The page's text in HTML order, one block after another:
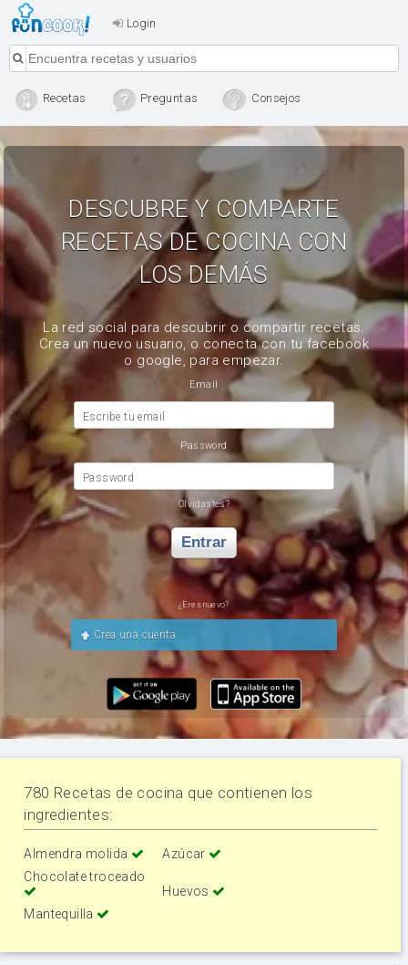
Login
Recetas Preguntas Consejos
DESCUBRE Y COMPARTE
RECETAS DE COCINA CON
LOS DEMÁS
La red social para descubrir o compartir recetas.
Crea un nuevo usuario, o conecta con tu facebook
o google, para empezar.
Email
Escribe tu email
Password
Password
Olvidastes?
Entrar
¿Eres nuevo?
Crea una cuenta
780 Recetas de cocina que contienen los
ingredientes:
Almendra molida
Azúcar
Chocolate troceado
Huevos
Mantequilla